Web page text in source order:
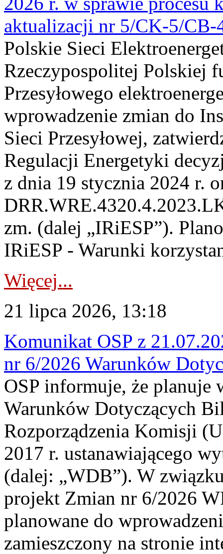
aktualizacji nr 5/CK-5/CB-
Polskie Sieci
Rzeczypospolitej Polskiej
Przesyłowego
wprowadzenie zmian do
Sieci Przesyłowej,
Regulacji Energetyki
z dnia 19 stycznia 2024 r.
zm. (dalej „IRiESP”).
IRiESP - Warunki
Więcej...
21 lipca 2026, 13:18
Komunikat OSP z
nr 6/2026 Warunków
OSP informuje, że planuje
Warunków Dotyczących
Rozporządzenia Komisji
2017 r. ustanawiającego
(dalej: „WDB”). W
projekt Zmian nr 6/2026
planowane do
zamieszczony na stronie